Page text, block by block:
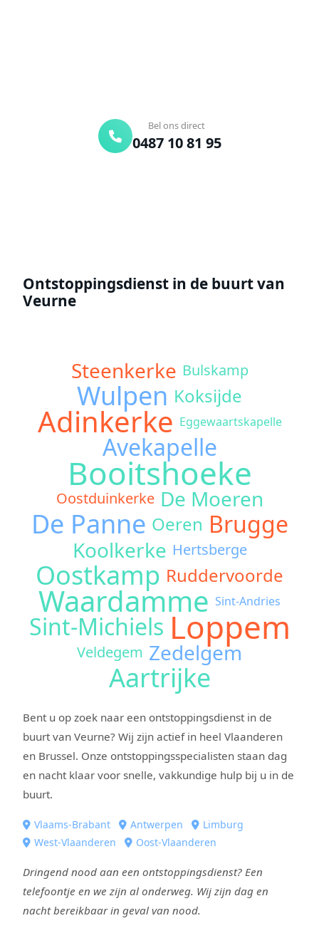
Bel ons direct
0487 10 81 95
Ontstoppingsdienst in de buurt van
Veurne
Steenkerke Bulskamp
Wulpen Koksijde
Adinkerke Eggewaartskapelle
Avekapelle
Booitshoeke
Oostduinkerke De Moeren
De Panne Oeren Brugge
Koolkerke Hertsberge
Oostkamp Ruddervoorde
Waardamme Sint-Andries
Sint-MichielsLoppem
Veldegem Zedelgem
Aartrijke
Bent u op zoek naar een ontstoppingsdienst in de
buurt van Veurne? Wij zijn actief in heel Vlaanderen
en Brussel. Onze ontstoppingsspecialisten staan dag
en nacht klaar voor snelle, vakkundige hulp bij u in de
buurt.
Vlaams-Brabant Antwerpen
Limburg
West-Vlaanderen
Oost-Vlaanderen
Dringend nood aan een ontstoppingsdienst? Een
telefoontje en we zijn al onderweg. Wij zijn dag en
nacht bereikbaar in geval van nood.